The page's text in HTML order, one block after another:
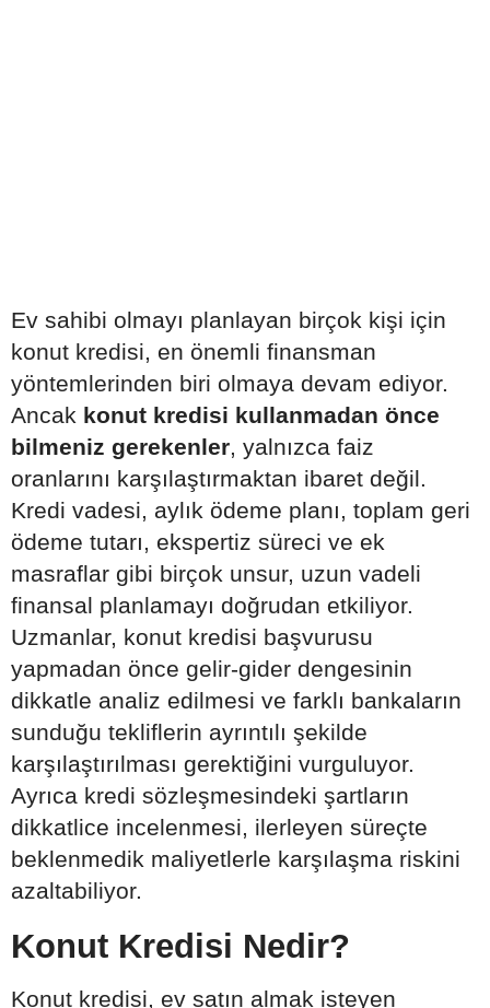
Ev sahibi olmayı planlayan birçok kişi için
konut kredisi, en önemli finansman
yöntemlerinden biri olmaya devam ediyor.
Ancak konut kredisi kullanmadan önce
bilmeniz gerekenler, yalnızca faiz
oranlarını karşılaştırmaktan ibaret değil.
Kredi vadesi, aylık ödeme planı, toplam geri
ödeme tutarı, ekspertiz süreci ve ek
masraflar gibi birçok unsur, uzun vadeli
finansal planlamayı doğrudan etkiliyor.
Uzmanlar, konut kredisi başvurusu
yapmadan önce gelir-gider dengesinin
dikkatle analiz edilmesi ve farklı bankaların
sunduğu tekliflerin ayrıntılı şekilde
karşılaştırılması gerektiğini vurguluyor.
Ayrıca kredi sözleşmesindeki şartların
dikkatlice incelenmesi, ilerleyen süreçte
beklenmedik maliyetlerle karşılaşma riskini
azaltabiliyor.
Konut Kredisi Nedir?
Konut kredisi, ev satın almak isteyen